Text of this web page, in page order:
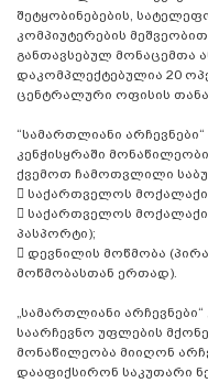
შეტყობინებების,
კომპიუტერების
განთავსებულ მონაცემთა
დაკომპლექტებულია 20
ცენტრალური ოფისის
“სამართლიანი
კენჭისყრაში
ქვემოთ ჩამოთვლილი
 საქართველოს
 საქართველოს
პასპორტი);
 დევნილის მოწმობა
მოწმობასთან ერთად).
„სამართლიანი
საარჩევნო უფლების
მონაწილეობა მიიღონ
დააფიქსირონ საკუთარი